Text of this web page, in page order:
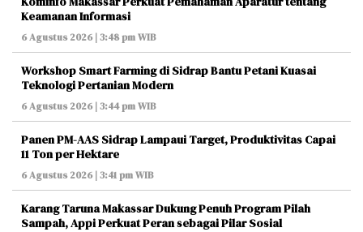
Keamanan Informasi
6 Agustus 2026 | 3:48 pm WIB
Workshop Smart Farming di Sidrap Bantu Petani Kuasai
Teknologi Pertanian Modern
6 Agustus 2026 | 3:44 pm WIB
Panen PM-AAS Sidrap Lampaui Target, Produktivitas Capai
11 Ton per Hektare
6 Agustus 2026 | 3:41 pm WIB
Karang Taruna Makassar Dukung Penuh Program Pilah
Sampah, Appi Perkuat Peran sebagai Pilar Sosial